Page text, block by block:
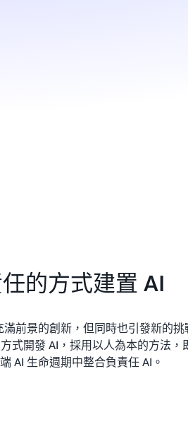
的方式建置 AI
前景的創新，但同時也引發新的挑
式開發 AI，採用以人為本的方法，
AI 生命週期中整合負責任 AI。